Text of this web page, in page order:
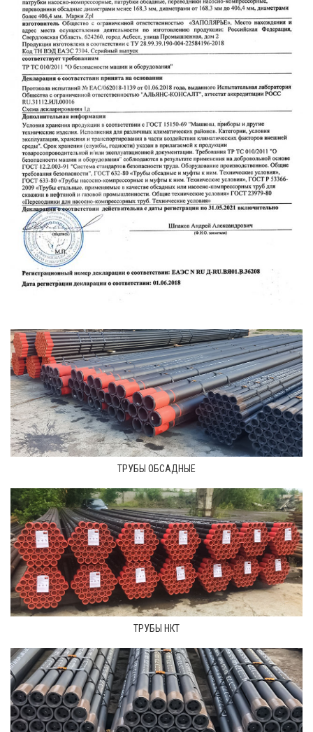
ТРУБЫ ОБСАДНЫЕ
ТРУБЫ НКТ